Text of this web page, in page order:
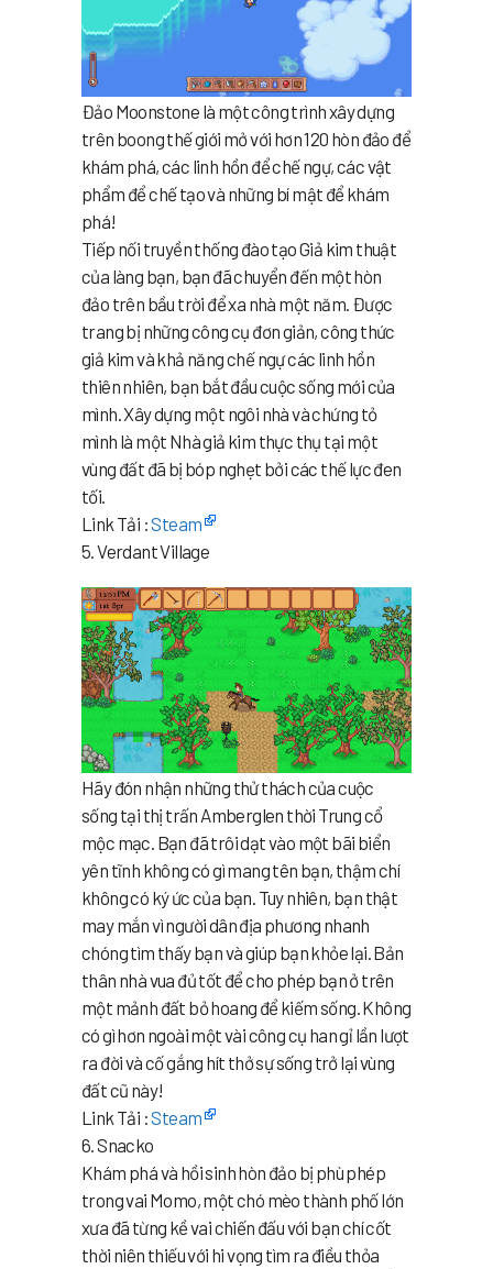
Đảo Moonstone là một công trình xây dựng
trên boong thế giới mở với hơn 120 hòn đảo để
khám phá, các linh hồn để chế ngự, các vật
phẩm để chế tạo và những bí mật để khám
phá!
Tiếp nối truyền thống đào tạo Giả kim thuật
của làng bạn, bạn đã chuyển đến một hòn
đảo trên bầu trời để xa nhà một năm. Được
trang bị những công cụ đơn giản, công thức
giả kim và khả năng chế ngự các linh hồn
thiên nhiên, bạn bắt đầu cuộc sống mới của
mình. Xây dựng một ngôi nhà và chứng tỏ
mình là một Nhà giả kim thực thụ tại một
vùng đất đã bị bóp nghẹt bởi các thế lực đen
tối.
Link Tải :Steam
5. Verdant Village
Hãy đón nhận những thử thách của cuộc
sống tại thị trấn Amberglen thời Trung cổ
mộc mạc. Bạn đã trôi dạt vào một bãi biển
yên tĩnh không có gì mang tên bạn, thậm chí
không có ký ức của bạn. Tuy nhiên, bạn thật
may mắn vì người dân địa phương nhanh
chóng tìm thấy bạn và giúp bạn khỏe lại. Bản
thân nhà vua đủ tốt để cho phép bạn ở trên
một mảnh đất bỏ hoang để kiếm sống. Không
có gì hơn ngoài một vài công cụ han gỉ lần lượt
ra đời và cố gắng hít thở sự sống trở lại vùng
đất cũ này!
Link Tải :Steam
6. Snacko
Khám phá và hồi sinh hòn đảo bị phù phép
trong vai Momo, một chó mèo thành phố lớn
xưa đã từng kề vai chiến đấu với bạn chí cốt
thời niên thiếu với hi vọng tìm ra điều thỏa